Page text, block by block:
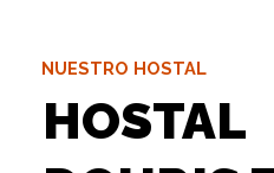
televisión, wifi
NUESTRO HOSTAL
HOSTAL